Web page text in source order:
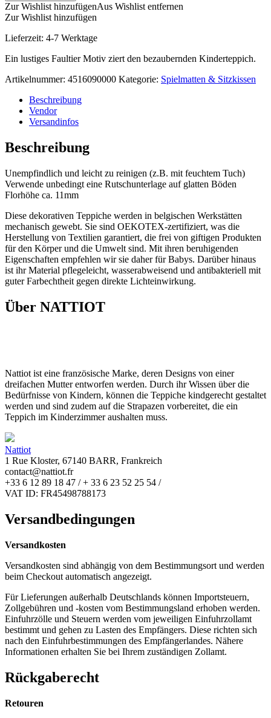
Zur Wishlist hinzufügenAus Wishlist entfernen
Zur Wishlist hinzufügen
Lieferzeit: 4-7 Werktage
Ein lustiges Faultier Motiv ziert den bezaubernden Kinderteppich.
Artikelnummer: 4516090000 Kategorie: Spielmatten & Sitzkissen
Beschreibung
Vendor
Versandinfos
Beschreibung
Unempfindlich und leicht zu reinigen (z.B. mit feuchtem Tuch)
Verwende unbedingt eine Rutschunterlage auf glatten Böden
Florhöhe ca. 11mm
Diese dekorativen Teppiche werden in belgischen Werkstätten
mechanisch gewebt. Sie sind OEKOTEX-zertifiziert, was die
Herstellung von Textilien garantiert, die frei von giftigen Produkten
für den Körper und die Umwelt sind. Mit ihren beruhigenden
Eigenschaften empfehlen wir sie daher für Babys. Darüber hinaus
ist ihr Material pflegeleicht, wasserabweisend und antibakteriell mit
guter Farbechtheit gegen direkte Lichteinwirkung.
Über NATTIOT
Nattiot ist eine französische Marke, deren Designs von einer
dreifachen Mutter entworfen werden. Durch ihr Wissen über die
Bedürfnisse von Kindern, können die Teppiche kindgerecht gestaltet
werden und sind zudem auf die Strapazen vorbereitet, die ein
Teppich im Kinderzimmer aushalten muss.
Nattiot
1 Rue Kloster, 67140 BARR, Frankreich
contact@nattiot.fr
+33 6 12 89 18 47 / + 33 6 23 52 25 54 /
VAT ID: FR45498788173
Versandbedingungen
Versandkosten
Versandkosten sind abhängig von dem Bestimmungsort und werden
beim Checkout automatisch angezeigt.
Für Lieferungen außerhalb Deutschlands können Importsteuern,
Zollgebühren und -kosten vom Bestimmungsland erhoben werden.
Einfuhrzölle und Steuern werden vom jeweiligen Einfuhrzollamt
bestimmt und gehen zu Lasten des Empfängers. Diese richten sich
nach den Einfuhrbestimmungen des Empfängerlandes. Nähere
Informationen erhalten Sie bei Ihrem zuständigen Zollamt.
Rückgaberecht
Retouren